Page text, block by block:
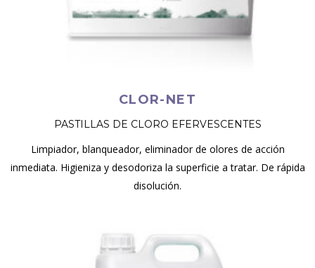
CLOR-NET
PASTILLAS DE CLORO EFERVESCENTES
Limpiador, blanqueador, eliminador de olores de acción
inmediata. Higieniza y desodoriza la superficie a tratar. De rápida
disolución.